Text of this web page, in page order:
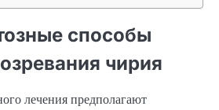
способы
чирия
лечения предполагают